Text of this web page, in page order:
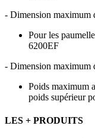
- Dimension maximum
Pour les
6200EF
- Dimension maximum
Poids maximum
poids supérieur
LES + PRODUITS